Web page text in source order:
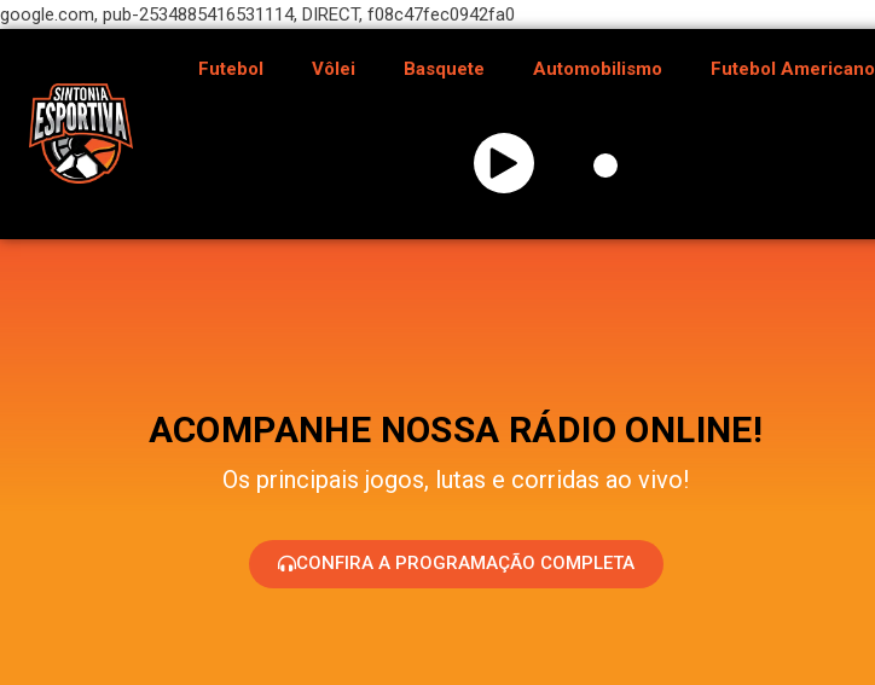
google.com, pub-2534885416531114, DIRECT, f08c47fec0942fa0
Futebol Vôlei Basquete Automobilismo Futebol Americano
ACOMPANHE NOSSA RÁDIO ONLINE!
Os principais jogos, lutas e corridas ao vivo!
CONFIRA A PROGRAMAÇÃO COMPLETA